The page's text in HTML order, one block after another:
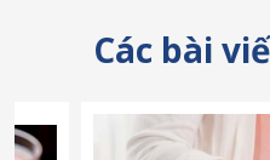
Các bài